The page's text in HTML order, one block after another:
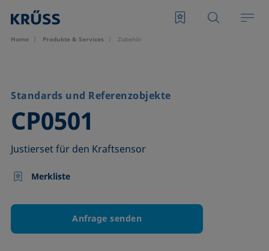
Home Produkte & Services Zubehör
Standards und Referenzobjekte
CP0501
–
Justierset für den Kraftsensor
Merkliste
Anfrage senden